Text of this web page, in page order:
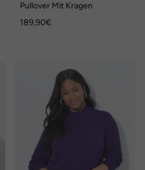
Pullover Mit Kragen
189,90€